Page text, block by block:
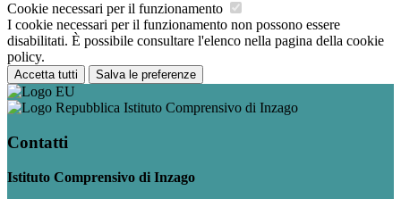
Cookie necessari per il funzionamento
I cookie necessari per il funzionamento non possono essere
disabilitati. È possibile consultare l'elenco nella pagina della cookie
policy.
Accetta tutti Salva le preferenze
Istituto Comprensivo di Inzago
Contatti
Istituto Comprensivo di Inzago